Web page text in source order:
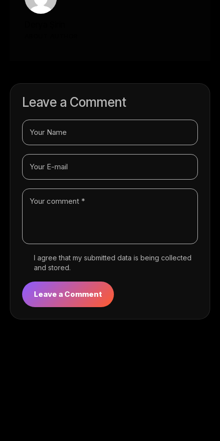
Leave a Comment
I agree that my submitted data is being collected
and stored.